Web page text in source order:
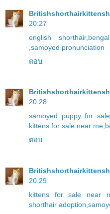
20:27
english shorthair,
samoyed pronunciation
ตอบ
20:28
samoyed puppy for sale
kittens for sale near me,
ตอบ
20:29
kittens for sale near
shorthair adoption,